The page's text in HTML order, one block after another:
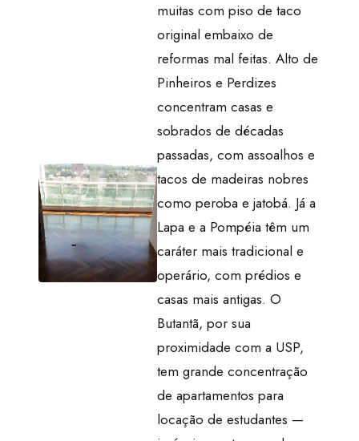
muitas com piso de taco
original embaixo de
reformas mal feitas. Alto de
Pinheiros e Perdizes
concentram casas e
sobrados de décadas
passadas, com assoalhos e
tacos de madeiras nobres
como peroba e jatobá. Já a
Lapa e a Pompéia têm um
caráter mais tradicional e
operário, com prédios e
casas mais antigas. O
Butantã, por sua
proximidade com a USP,
tem grande concentração
de apartamentos para
locação de estudantes —